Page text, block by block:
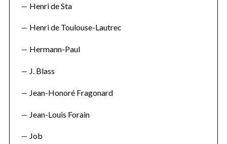
Henri de Sta
Henri de Toulouse-Lautrec
Hermann-Paul
J. Blass
Jean-Honoré Fragonard
Jean-Louis Forain
Job